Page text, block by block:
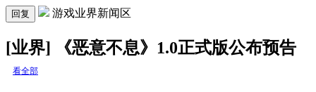
回复 游戏业界新闻区
[业界] 《恶意不息》1.0正式版公布预告
看全部